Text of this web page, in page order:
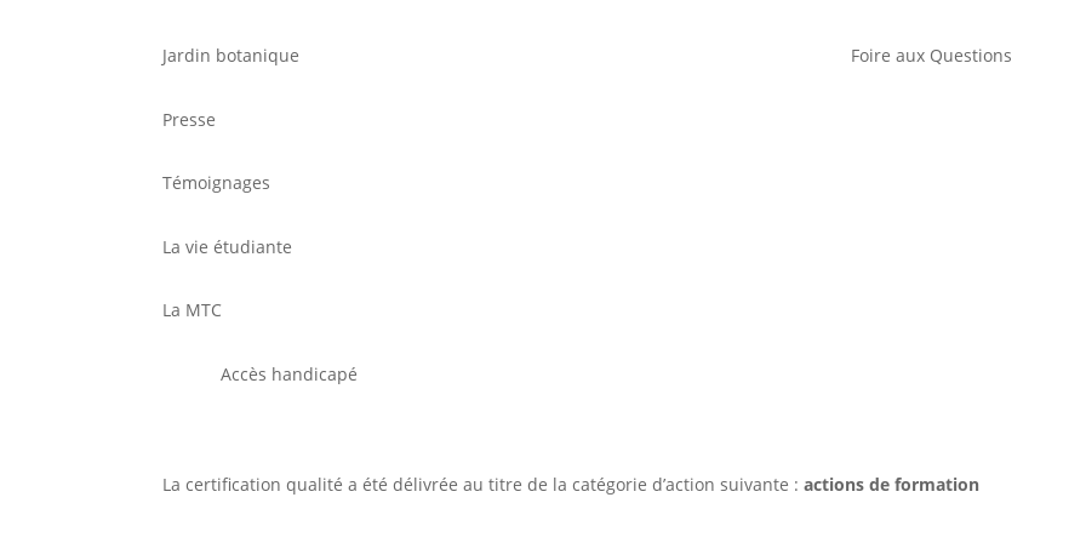
Jardin botanique
Presse
Témoignages
La vie étudiante
La MTC
Accès handicapé
Foire aux Questions
La certification qualité a été délivrée au titre de la catégorie d’action suivante :actions de formation